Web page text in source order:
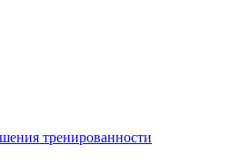
тренированности